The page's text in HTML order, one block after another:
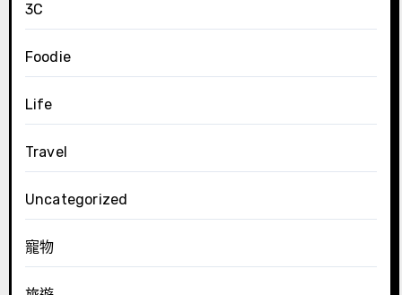
3C
Foodie
Life
Travel
Uncategorized
寵物